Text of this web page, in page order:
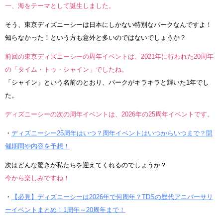
一、海をテーマとして誕生しました。
そう、東京ディズニーシーは日本にしかない特別なパークなんですよ！
知らなかった！という方も意外と多いのではないでしょうか？
前回の東京ディズニーシーの周年イベントは、2021年に行われた20周年
の「タイム・トゥ・シャイン」でしたね。
「シャイン」という名前のとおり、パークがキラキラと輝いた1年でし
た。
ディズニーシーの次の周年イベントは、2026年の25周年イベントです。
・ ディズニーシー25周年はいつ？周年イベントはいつからいつまで？開
催期間や内容を予想！
次はどんな驚きが私たちを迎えてくれるのでしょうか？
今から楽しみですね！
・
【必見】ディズニーシーは2026年で何周年？TDSの歴代アニバーサリ
ーイベントまとめ！1周年～20周年まで！